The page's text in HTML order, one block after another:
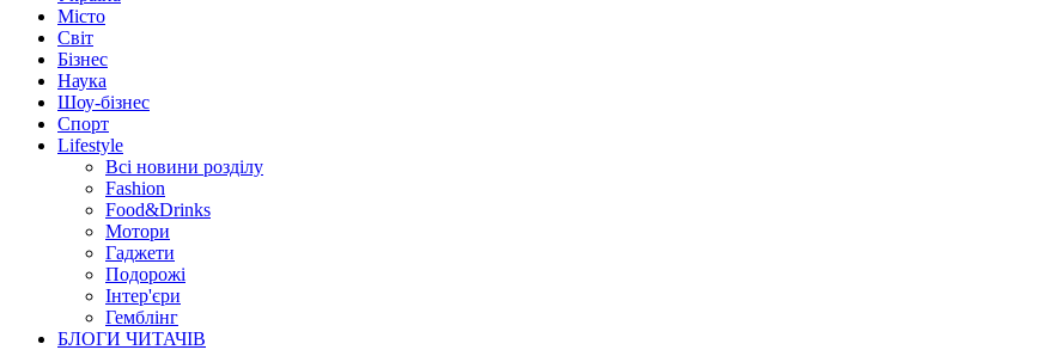
Місто
Світ
Бізнес
Наука
Шоу-бізнес
Спорт
Lifestyle
Всі новини розділу
Fashion
Food&Drinks
Мотори
Гаджети
Подорожі
Інтер'єри
Гемблінг
БЛОГИ ЧИТАЧІВ